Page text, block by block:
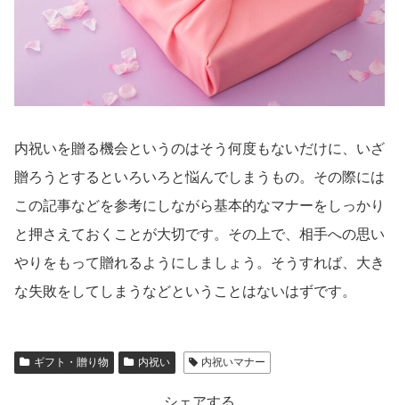
内祝いを贈る機会というのはそう何度もないだけに、いざ
贈ろうとするといろいろと悩んでしまうもの。その際には
この記事などを参考にしながら基本的なマナーをしっかり
と押さえておくことが大切です。その上で、相手への思い
やりをもって贈れるようにしましょう。そうすれば、大き
な失敗をしてしまうなどということはないはずです。
ギフト・贈り物 内祝い 内祝いマナー
シェアする